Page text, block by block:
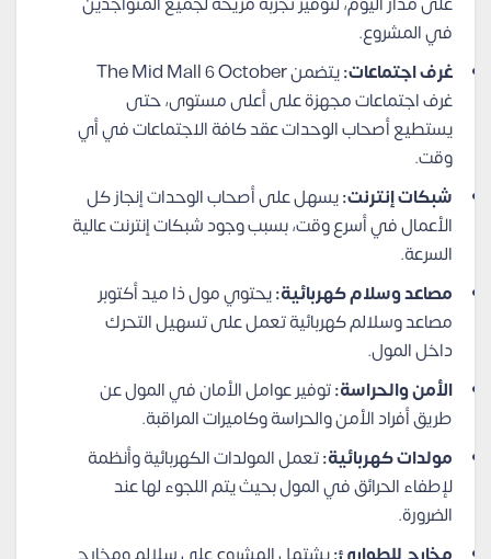
في المشروع.
غرف اجتماعات:
يتضمن The Mid Mall 6 October
غرف اجتماعات مجهزة على أعلى مستوى، حتى
يستطيع أصحاب الوحدات عقد كافة الاجتماعات في أي
وقت.
شبكات إنترنت:يسهل على أصحاب الوحدات إنجاز كل
الأعمال في أسرع وقت، بسبب وجود شبكات إنترنت عالية
السرعة.
مصاعد وسلام كهربائية:يحتوي مول ذا ميد أكتوبر
مصاعد وسلالم كهربائية تعمل على تسهيل التحرك
داخل المول.
الأمن والحراسة:توفير عوامل الأمان في المول عن
طريق أفراد الأمن والحراسة وكاميرات المراقبة.
مولدات كهربائية:تعمل المولدات الكهربائية وأنظمة
لإطفاء الحرائق في المول بحيث يتم اللجوء لها عند
الضرورة.